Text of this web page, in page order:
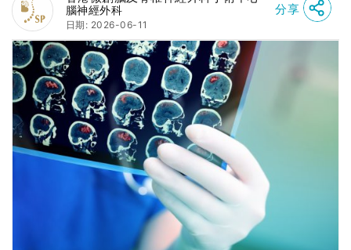
腦神經外科
日期: 2026-06-11
分享